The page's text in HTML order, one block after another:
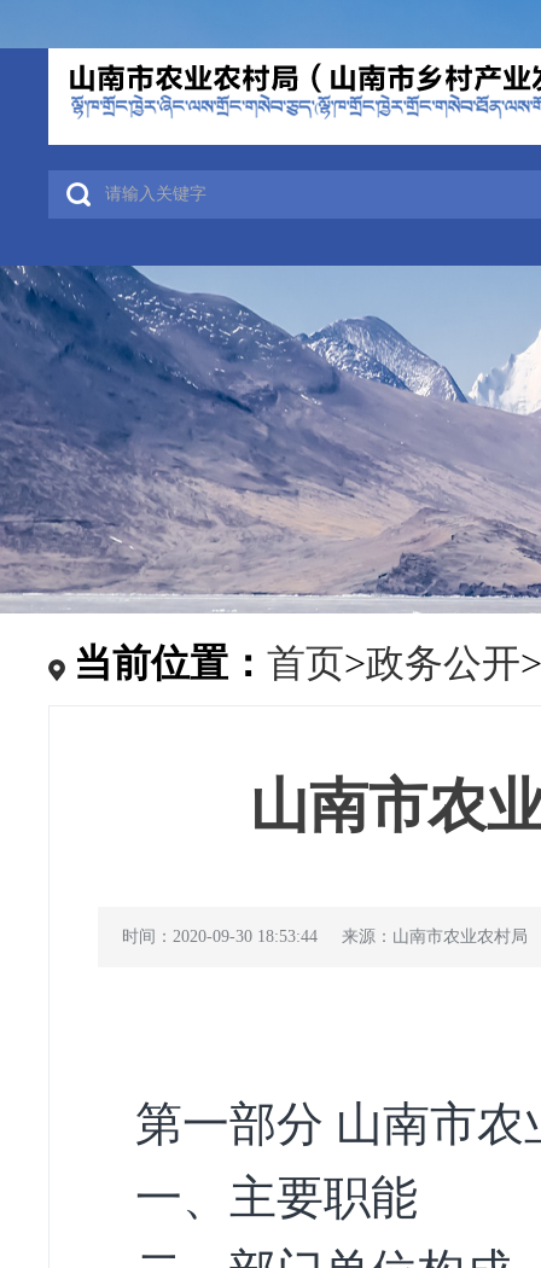
当前位置： 首页>政务公开>
山南市农
时间：2020-09-30 18:53:44 来源：山南市农业农村局
第一部分 山南市
一、主要职能